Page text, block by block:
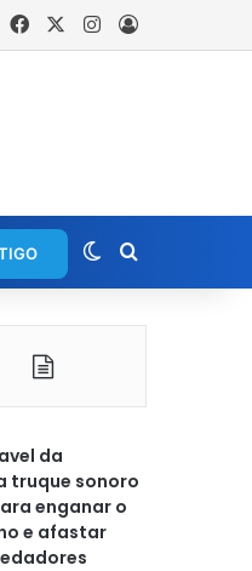
FacebookInstagram
Switch skin
da
truque sonoro
enganar o
e afastar